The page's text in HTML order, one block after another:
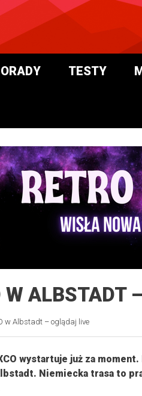
TESTY
ALBSTADT
w Albstadt – oglądaj live
wystartuje już za
Niemiecka trasa to